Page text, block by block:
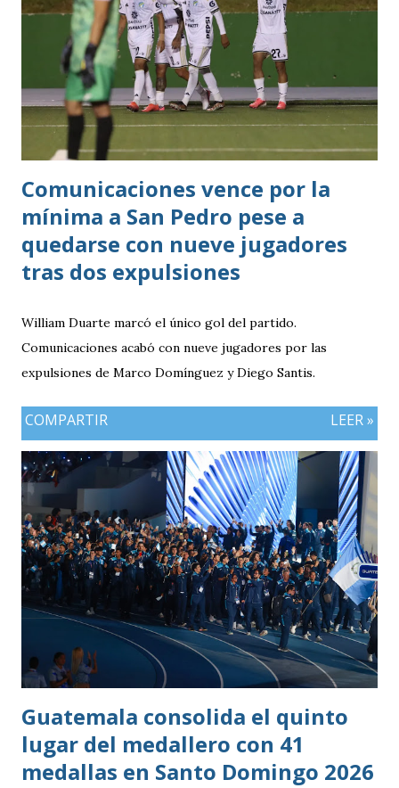
Comunicaciones vence por la
mínima a San Pedro pese a
quedarse con nueve jugadores
tras dos expulsiones
William Duarte marcó el único gol del partido.
Comunicaciones acabó con nueve jugadores por las
expulsiones de Marco Domínguez y Diego Santis.
COMPARTIR LEER »
Guatemala consolida el quinto
lugar del medallero con 41
medallas en Santo Domingo 2026